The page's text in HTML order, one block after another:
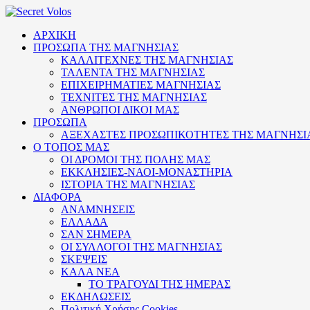
ΑΡΧΙΚΗ
ΠΡΟΣΩΠΑ ΤΗΣ ΜΑΓΝΗΣΙΑΣ
ΚΑΛΛΙΤΕΧΝΕΣ ΤΗΣ ΜΑΓΝΗΣΙΑΣ
ΤΑΛΕΝΤΑ ΤΗΣ ΜΑΓΝΗΣΙΑΣ
ΕΠΙΧΕΙΡΗΜΑΤΙΕΣ ΜΑΓΝΗΣΙΑΣ
ΤΕΧΝΙΤΕΣ ΤΗΣ ΜΑΓΝΗΣΙΑΣ
ΑΝΘΡΩΠΟΙ ΔΙΚΟΙ ΜΑΣ
ΠΡΟΣΩΠΑ
ΑΞΕΧΑΣΤΕΣ ΠΡΟΣΩΠΙΚΟΤΗΤΕΣ ΤΗΣ
Ο ΤΟΠΟΣ ΜΑΣ
ΟΙ ΔΡΟΜΟΙ ΤΗΣ ΠΟΛΗΣ ΜΑΣ
ΕΚΚΛΗΣΙΕΣ-ΝΑΟΙ-ΜΟΝΑΣΤΗΡΙΑ
ΙΣΤΟΡΙΑ ΤΗΣ ΜΑΓΝΗΣΙΑΣ
ΔΙΑΦΟΡΑ
ΑΝΑΜΝΗΣΕΙΣ
ΕΛΛΑΔΑ
ΣΑΝ ΣΗΜΕΡΑ
ΟΙ ΣΥΛΛΟΓΟΙ ΤΗΣ ΜΑΓΝΗΣΙΑΣ
ΣΚΕΨΕΙΣ
ΚΑΛΑ ΝΕΑ
ΤΟ ΤΡΑΓΟΥΔΙ ΤΗΣ ΗΜΕΡΑΣ
ΕΚΔΗΛΩΣΕΙΣ